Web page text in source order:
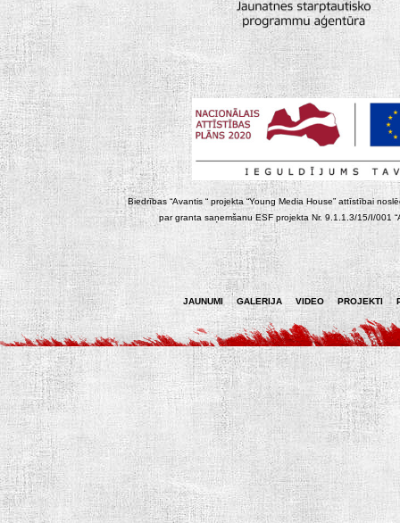
Biedrības “Avantis “ projekta “Young Media House” attīstībai
par granta saņemšanu ESF projekta Nr. 9.1.1.3/15/I/001
JAUNUMI GALERIJA VIDEO PROJEKTI